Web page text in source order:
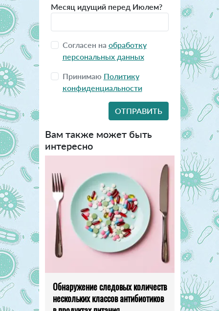
Месяц идущий перед Июлем?
Согласен на обработку
персональных данных
Принимаю Политику
конфиденциальности
Вам также может быть
интересно
Обнаружение следовых количеств
нескольких классов антибиотиков